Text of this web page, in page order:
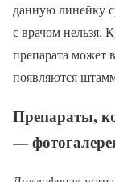
данную линейку
с врачом нельзя.
препарата может
появляются
Препараты,
—